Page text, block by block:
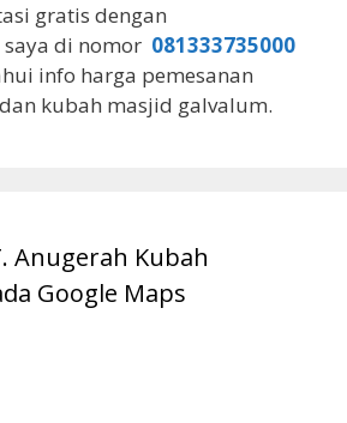
gratis dengan
di nomor 081333735000
info harga pemesanan
kubah masjid galvalum.
Anugerah Kubah
Google Maps